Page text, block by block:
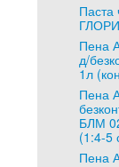
Паста
ГЛОРИ
Пена
д/
1л
Пена
БЛМ
(1:4-5
Пена